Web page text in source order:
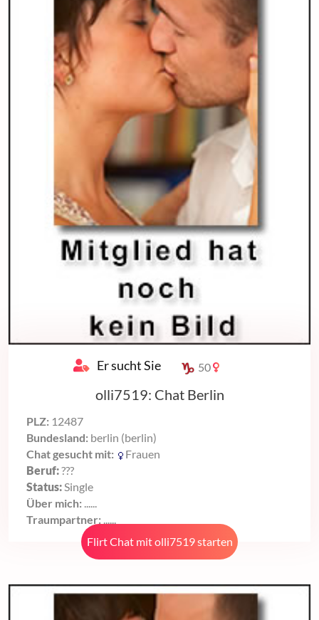
Er sucht Sie 50
olli7519: Chat Berlin
PLZ: 12487
Bundesland: berlin (berlin)
Chat gesucht mit:
Frauen
Beruf:???
Status:Single
Über mich: ......
Traumpartner: ......
Flirt Chat mit olli7519 starten